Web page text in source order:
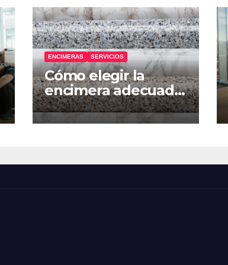
ENCIMERAS SERVICIOS
Cómo elegir la
encimera adecuada
para tu cocina